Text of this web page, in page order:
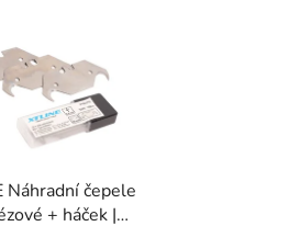
Náhradní čepele
+ háček |